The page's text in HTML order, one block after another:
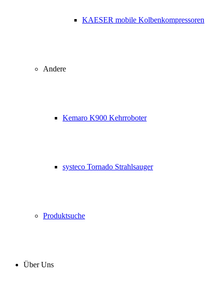
KAESER mobile Kolbenkompressoren
Andere
Kemaro K900 Kehrroboter
systeco Tornado Strahlsauger
Produktsuche
Über Uns